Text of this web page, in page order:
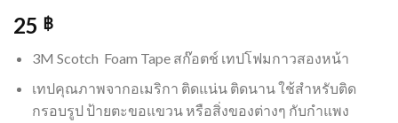
25 ฿
3M Scotch Foam Tape สก๊อตช์ เทปโฟมกาวสองหน้า
เทปคุณภาพจากอเมริกา ติดแน่น ติดนาน ใช้สำหรับติด
กรอบรูป ป้ายตะขอแขวน หรือสิ่งของต่างๆ กับกำแพง